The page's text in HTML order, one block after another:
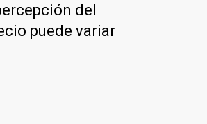
del
puede variar